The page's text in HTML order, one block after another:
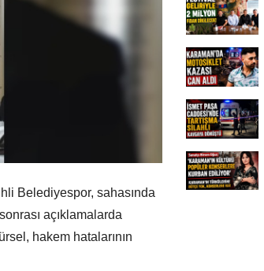
Belediyespor, sahasında
açıklamalarda
hakem hatalarının